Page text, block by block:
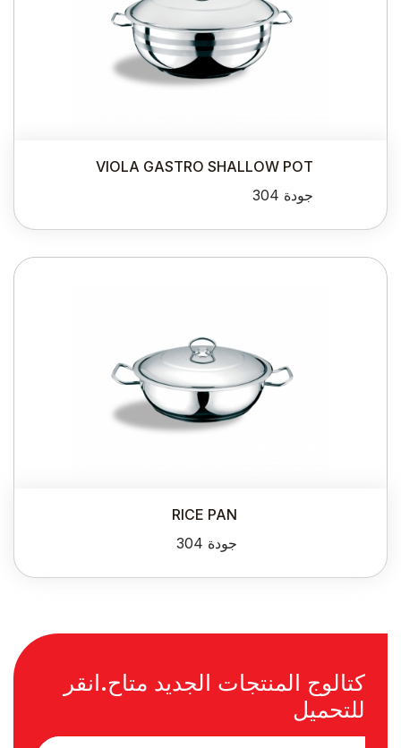
VIOLA GASTRO SHALLOW POT
جودة 304
RICE PAN
جودة 304
كتالوج المنتجات الجديد متاح.انقر
للتحميل